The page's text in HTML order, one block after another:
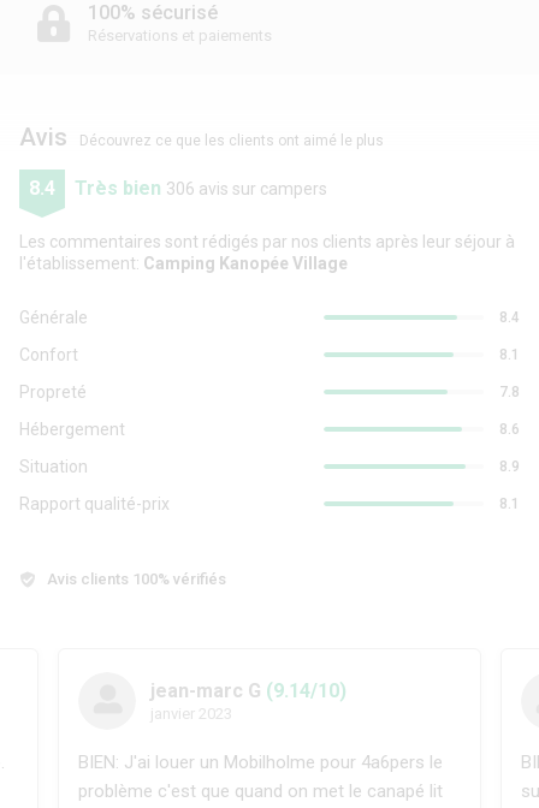
100% sécurisé
Réservations et paiements
Avis Découvrez ce que les clients ont aimé le plus
8.4 Très bien 306 avis sur campers
Les commentaires sont rédigés par nos clients après leur séjour à
l'établissement: Camping Kanopée Village
Générale 8.4
Confort 8.1
Propreté 7.8
Hébergement 8.6
Situation 8.9
Rapport qualité-prix 8.1
Avis clients 100% vérifiés
jean-marc G (9.14/10)
janvier 2023
BIEN: J'ai louer un Mobilholme pour 4a6pers le
problème c'est que quand on met le canapé lit